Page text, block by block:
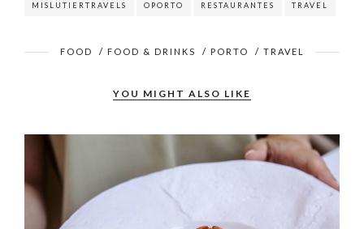
MISLUTIERTRAVELS OPORTO RESTAURANTES TRAVEL
FOOD / FOOD & DRINKS / PORTO / TRAVEL
YOU MIGHT ALSO LIKE